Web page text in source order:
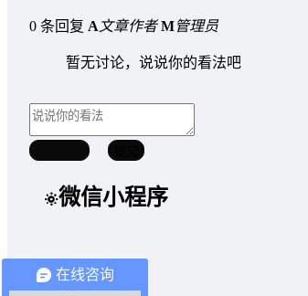
0 条回复 A文章作者 M管理员
暂无讨论，说说你的看法吧
微信小程序
文章聚合
在线咨询